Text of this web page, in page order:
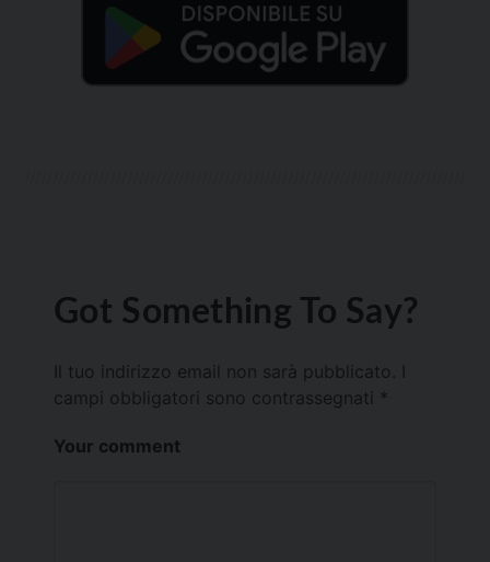
Got Something To Say?
Il tuo indirizzo email non sarà pubblicato.
campi obbligatori sono contrassegnati *
Your comment